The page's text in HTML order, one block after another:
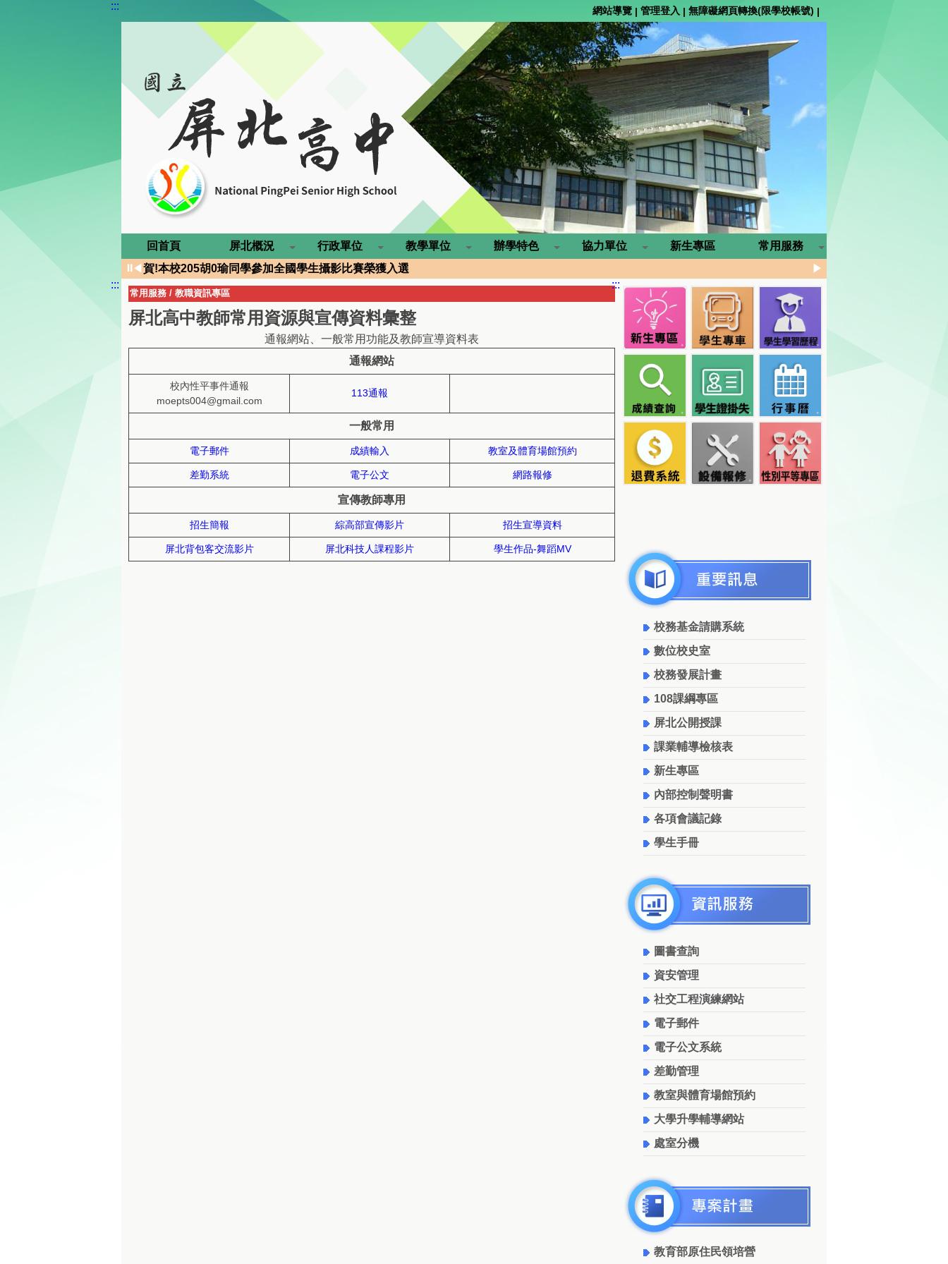
::: 網站導覽 | 管理登入 | 無障礙網頁轉換(限學校帳號) |
回首頁 屏北概況 行政單位 教學單位 辦學特色 協力單位 新生專區
常用服務
⏸◀
賀!本校原民班周Ｏ婕錄取國立臺灣大學人類學系
賀!本校205胡0瑜同學參加全國學生攝影比賽榮獲入選
賀!本校204林昱綾同學參加2026東華大學全國高中職硬筆書法競賽榮獲佳作!
狂賀！115年繁星推薦屏北學子表現優異 錄取率達86% 三位錄取台大再創新高
▶
:::
常用服務 / 教職資訊專區
屏北高中教師常用資源與宣傳資料彙整
通報網站、一般常用功能及教師宣導資料表
通報網站
校內性平事件通報
moepts004@gmail.com
113通報
一般常用
電子郵件 成績輸入 教室及體育場館預約
差勤系統 電子公文 網路報修
宣傳教師專用
招生簡報 綜高部宣傳影片 招生宣導資料
屏北背包客交流影片 屏北科技人課程影片 學生作品-舞蹈MV
:::
校務基金請購系統
數位校史室
校務發展計畫
108課綱專區
屏北公開授課
課業輔導檢核表
新生專區
內部控制聲明書
各項會議記錄
學生手冊
圖書查詢
資安管理
社交工程演練網站
電子郵件
電子公文系統
差勤管理
教室與體育場館預約
大學升學輔導網站
處室分機
教育部原住民領培營